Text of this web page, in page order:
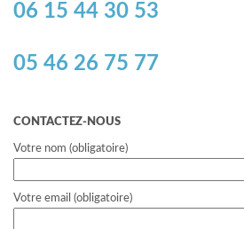
06 15 44 30 53
05 46 26 75 77
CONTACTEZ-NOUS
Votre nom (obligatoire)
Votre email (obligatoire)